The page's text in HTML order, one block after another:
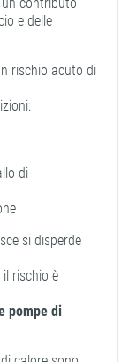
e delle
rischio acuto di
di
si disperde
rischio è
pompe di